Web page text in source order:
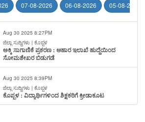
07-08-2026 06-08-2026 05-08-2026
Aug 30 2025 8:27PM
ಜಿಲ್ಲಾ ಸುದ್ದಿಗಳು | ಕೊಪ್ಪಳ
ಅಕ್ಕಿ ಸಾಗಾಣಿಕೆ ಪ್ರಕರಣ : ಆಹಾರ ಇಲಾಖೆ ಹುದ್ದೆಯಿಂದ
ಸೋಮಶೇಖರ ಬಿಡುಗಡೆ
Aug 30 2025 8:39PM
ಜಿಲ್ಲಾ ಸುದ್ದಿಗಳು | ಕೊಪ್ಪಳ
ಕೊಪ್ಪಳ : ವಿದ್ಯಾರ್ಥಿಗಳಿಂದ ಶಿಕ್ಷಕರಿಗೆ ಕ್ರೀಡಾಕೂಟ